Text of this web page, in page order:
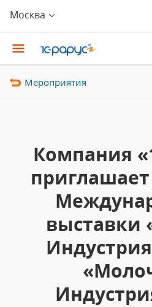
Москва
Мероприятия
Компания
выставки